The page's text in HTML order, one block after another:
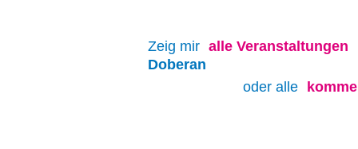
Zeig mir alle Veranstaltungen
Doberan
oder alle